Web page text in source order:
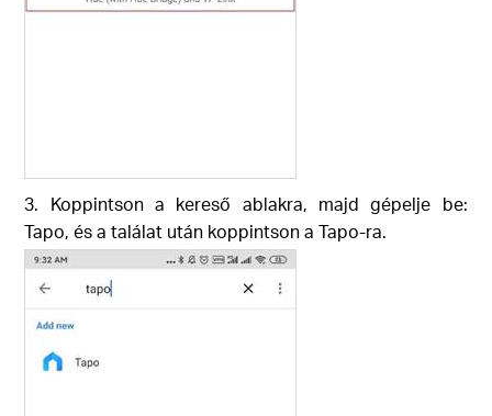
3. Koppintson a kereső ablakra, majd gépelje be:
Tapo, és a találat után koppintson a Tapo-ra.